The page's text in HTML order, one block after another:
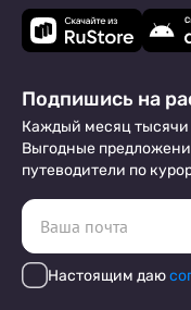
Подпишись на
Каждый месяц тысячи
Выгодные
путеводители по
Настоящим даю